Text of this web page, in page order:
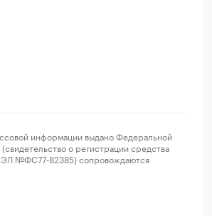
информации выдано Федеральной
о регистрации средства
ЭЛ №ФС77-82385) сопровождаются